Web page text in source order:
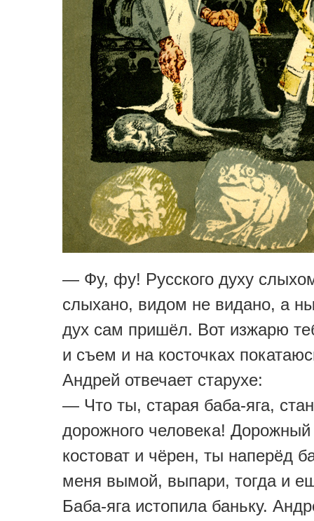
— Фу, фу! Русского духу
слыхано, видом не видано, а
дух сам пришёл. Вот изжарю
и съем и на косточках
Андрей отвечает старухе:
— Что ты, старая баба-яга,
дорожного человека! Дорожный
костоват и чёрен, ты наперёд
меня вымой, выпари, тогда и
Баба-яга истопила баньку.